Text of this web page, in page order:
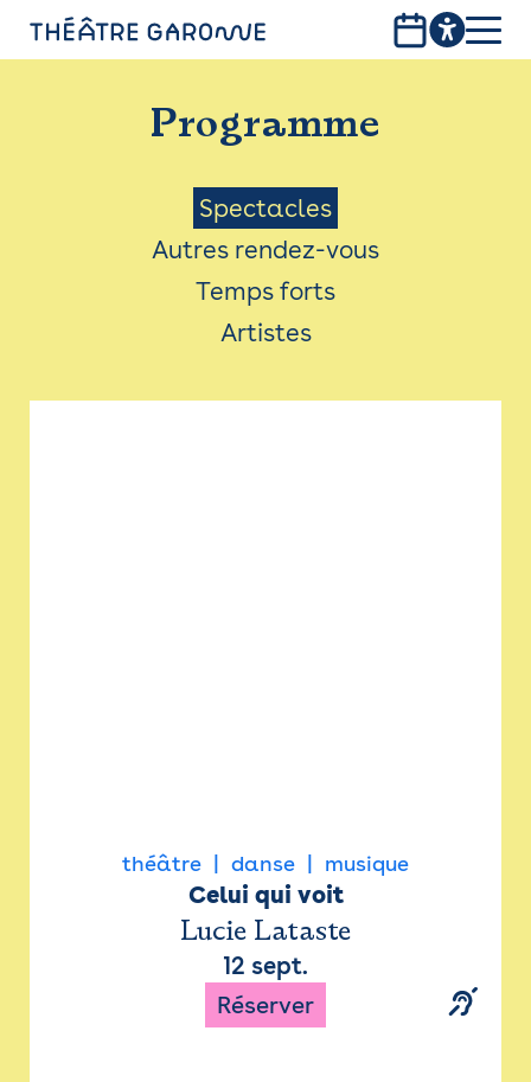
PROGRAMME
INFOS PRATIQUES
AVEC LES PUBLICS
ACCESSIBILITÉ
LES PRODUCTIONS
Programme
Menu
Saison
Spectacles
Autres rendez-vous
Temps forts
Artistes
théâtre danse musique
Celui qui voit
Lucie Lataste
12 sept.
Réserver